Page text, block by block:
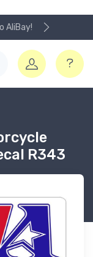
AliBay!
R343